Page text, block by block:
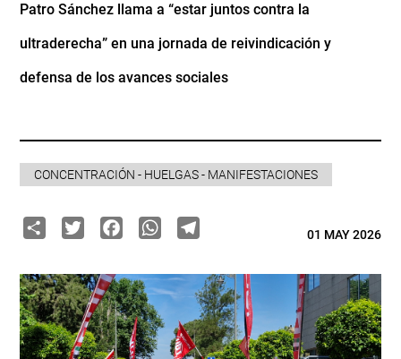
Patro Sánchez llama a “estar juntos contra la
ultraderecha” en una jornada de reivindicación y
defensa de los avances sociales
CONCENTRACIÓN - HUELGAS - MANIFESTACIONES
ShareTwitterFacebook
WhatsApp
Telegram01 MAY 2026